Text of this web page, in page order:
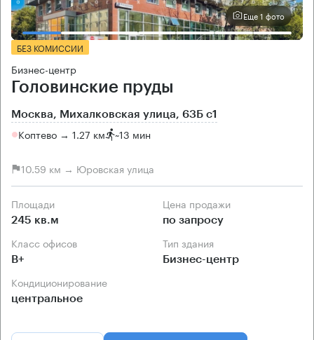
Еще 1 фото
БЕЗ КОМИССИИ
Бизнес-центр
Головинские пруды
Москва, Михалковская улица, 63Б с1
Коптево → 1.27 км ~13 мин
10.59 км → Юровская улица
Площади
245 кв.м
Цена продажи
по запросу
Класс офисов
B+
Тип здания
Бизнес-центр
Кондиционирование
центральное